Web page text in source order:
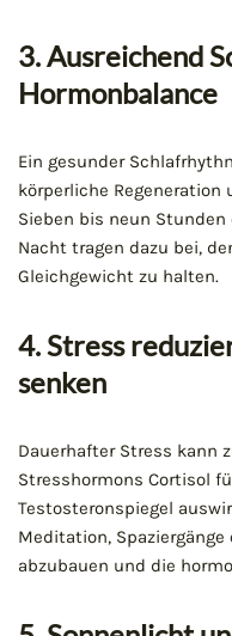
3. Ausreichend
Hormonbalance
Ein gesunder
körperliche
Sieben bis neun
Nacht tragen dazu bei,
Gleichgewicht zu halten.
4. Stress
senken
Dauerhafter Stress kann
Stresshormons Cortisol
Testosteronspiegel
Meditation,
abzubauen und die